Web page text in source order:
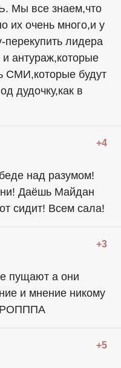
Мы все знаем,что
их очень много,и у
перекупить лидера
антураж,которые
СМИ,которые будут
дудочку,как в
+4
над разумом!
Даёшь Майдан
сидит! Всем сала!
+3
пущают а они
и мнение никому
+5